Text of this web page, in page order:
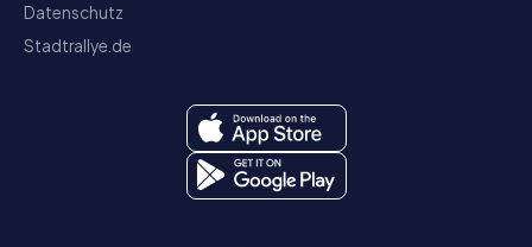
Datenschutz
Stadtrallye.de